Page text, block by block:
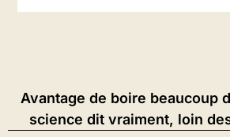
Avantage de boire beaucoup
science dit vraiment, loin